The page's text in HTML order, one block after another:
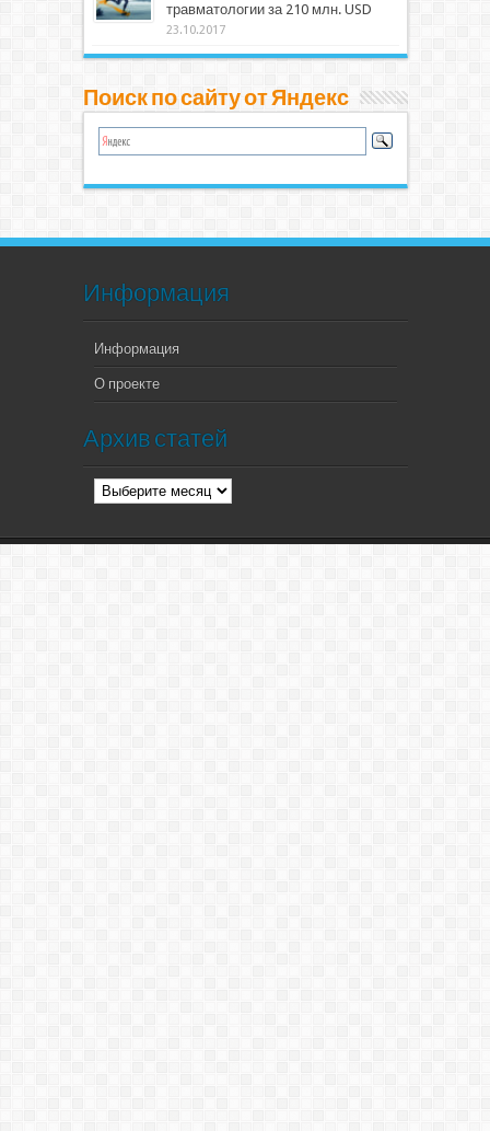
травматологии за 210 млн. USD
23.10.2017
Поиск по сайту от Яндекс
Информация
Информация
О проекте
Архив статей
Архив
статей